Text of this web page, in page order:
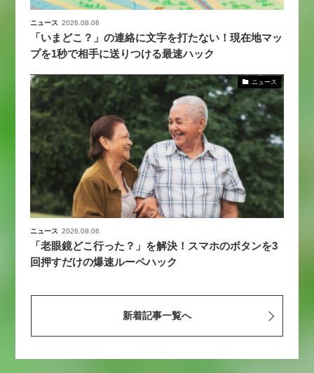
ニュース 2026.08.06
「いまどこ？」の連絡に文字を打たない！現在地マッ
プを1秒で相手に送りつける最速ハック
ニュース
ニュース 2026.08.06
「老眼鏡どこ行った？」を解決！スマホのボタンを3
回押すだけの爆速ルーペハック
新着記事一覧へ